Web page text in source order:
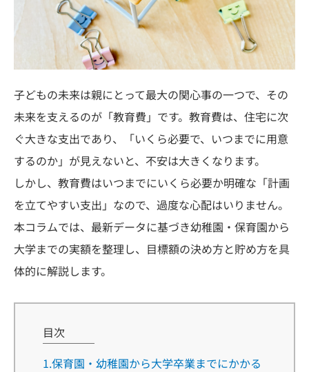
子どもの未来は親にとって最大の関心事の一つで、その
未来を支えるのが「教育費」です。教育費は、住宅に次
ぐ大きな支出であり、「いくら必要で、いつまでに用意
するのか」が見えないと、不安は大きくなります。
しかし、教育費はいつまでにいくら必要か明確な「計画
を立てやすい支出」なので、過度な心配はいりません。
本コラムでは、最新データに基づき幼稚園・保育園から
大学までの実額を整理し、目標額の決め方と貯め方を具
体的に解説します。
目次
1.保育園・幼稚園から大学卒業までにかかる